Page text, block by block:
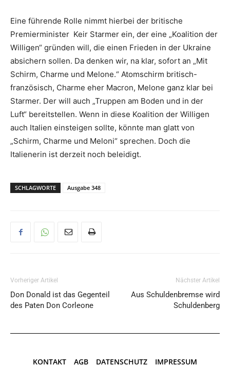
Eine führende Rolle nimmt hierbei der britische
Premierminister Keir Starmer ein, der eine „Koalition der
Willigen“ gründen will, die einen Frieden in der Ukraine
absichern sollen. Da denken wir, na klar, sofort an „Mit
Schirm, Charme und Melone.“ Atomschirm britisch-
französisch, Charme eher Macron, Melone ganz klar bei
Starmer. Der will auch „Truppen am Boden und in der
Luft“ bereitstellen. Wenn in diese Koalition der Willigen
auch Italien einsteigen sollte, könnte man glatt von
„Schirm, Charme und Meloni“ sprechen. Doch die
Italienerin ist derzeit noch beleidigt.
SCHLAGWORTE Ausgabe 348
Vorheriger Artikel
Don Donald ist das Gegenteil
des Paten Don Corleone
Nächster Artikel
Aus Schuldenbremse wird
Schuldenberg
KONTAKT AGB DATENSCHUTZ IMPRESSUM